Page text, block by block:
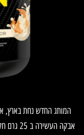
אבקה